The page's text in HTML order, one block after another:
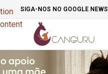
SIGA-NOS NO GOOGLE NEWS